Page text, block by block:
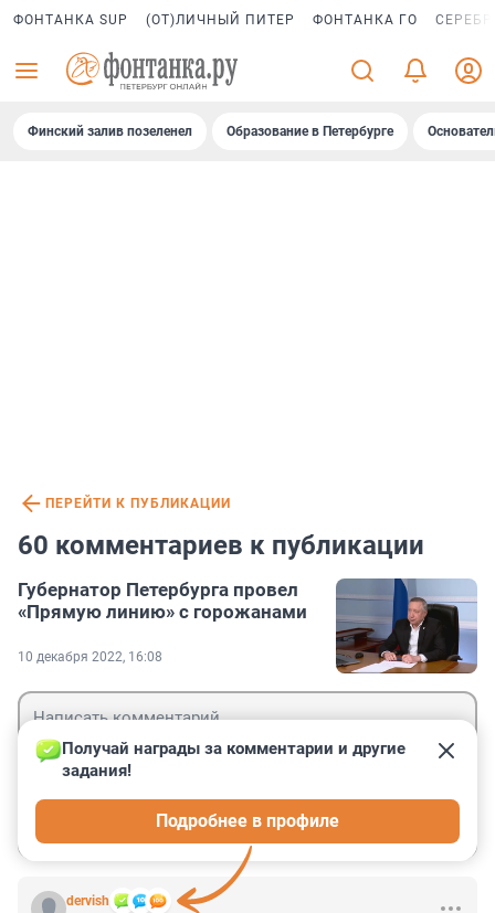
ФОНТАНКА SUP (ОТ)ЛИЧНЫЙ ПИТЕР ФОНТАНКА ГО
Финский залив позеленел Образование в Петербурге
ПЕРЕЙТИ К ПУБЛИКАЦИИ
60 комментариев к публикации
Губернатор Петербурга провел
«Прямую линию» с горожанами
10 декабря 2022, 16:08
dervish
Получай награды за комментарии и другие
задания!
Подробнее в профиле